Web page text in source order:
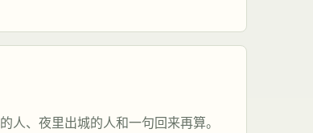
人、夜里出城的人和一句回来再算。